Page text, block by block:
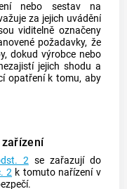
nebo sestav na
za jejich uvádění
viditelně označeny
požadavky, že
dokud výrobcenebo
jejich shodu a
opatření k tomu, aby
2se zařazují do
2 k tomuto nařízení v